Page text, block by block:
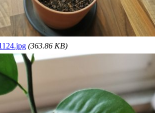
(363.86 KB)